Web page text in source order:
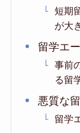
短期
が大
留学エ
事前
る留
悪質な
留学